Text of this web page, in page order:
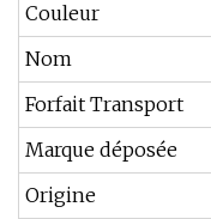
Couleur
Nom
Forfait Transport
Marque déposée
Origine